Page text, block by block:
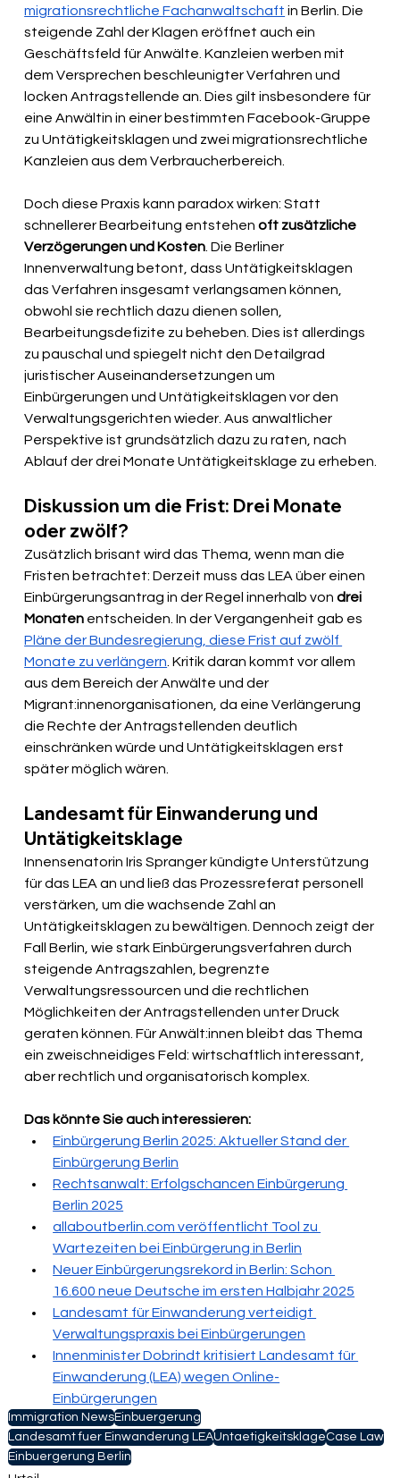
migrationsrechtliche Fachanwaltschaft in Berlin. Die
steigende Zahl der Klagen eröffnet auch ein
Geschäftsfeld für Anwälte. Kanzleien werben mit
dem Versprechen beschleunigter Verfahren und
locken Antragstellende an. Dies gilt insbesondere für
eine Anwältin in einer bestimmten Facebook-Gruppe
zu Untätigkeitsklagen und zwei migrationsrechtliche
Kanzleien aus dem Verbraucherbereich.
Doch diese Praxis kann paradox wirken: Statt
schnellerer Bearbeitung entstehen oft zusätzliche
Verzögerungen und Kosten . Die Berliner
Innenverwaltung betont, dass Untätigkeitsklagen
das Verfahren insgesamt verlangsamen können,
obwohl sie rechtlich dazu dienen sollen,
Bearbeitungsdefizite zu beheben. Dies ist allerdings
zu pauschal und spiegelt nicht den Detailgrad
juristischer Auseinandersetzungen um
Einbürgerungen und Untätigkeitsklagen vor den
Verwaltungsgerichten wieder. Aus anwaltlicher
Perspektive ist grundsätzlich dazu zu raten, nach
Ablauf der drei Monate Untätigkeitsklage zu erheben.
Diskussion um die Frist: Drei Monate
oder zwölf?
Zusätzlich brisant wird das Thema, wenn man die
Fristen betrachtet: Derzeit muss das LEA über einen
Einbürgerungsantrag in der Regel innerhalb von drei
Monaten entscheiden. In der Vergangenheit gab es
Pläne der Bundesregierung, diese Frist auf zwölf
Monate zu verlängern . Kritik daran kommt vor allem
aus dem Bereich der Anwälte und der
Migrant:innenorganisationen, da eine Verlängerung
die Rechte der Antragstellenden deutlich
einschränken würde und Untätigkeitsklagen erst
später möglich wären.
Landesamt für Einwanderung und
Untätigkeitsklage
Innensenatorin Iris Spranger kündigte Unterstützung
für das LEA an und ließ das Prozessreferat personell
verstärken, um die wachsende Zahl an
Untätigkeitsklagen zu bewältigen. Dennoch zeigt der
Fall Berlin, wie stark Einbürgerungsverfahren durch
steigende Antragszahlen, begrenzte
Verwaltungsressourcen und die rechtlichen
Möglichkeiten der Antragstellenden unter Druck
geraten können. Für Anwält:innen bleibt das Thema
ein zweischneidiges Feld: wirtschaftlich interessant,
aber rechtlich und organisatorisch komplex.
Das könnte Sie auch interessieren:
Einbürgerung Berlin 2025: Aktueller Stand der
Einbürgerung Berlin
Rechtsanwalt: Erfolgschancen Einbürgerung
Berlin 2025
allaboutberlin.com veröffentlicht Tool zu
Wartezeiten bei Einbürgerung in Berlin
Neuer Einbürgerungsrekord in Berlin: Schon
16.600 neue Deutsche im ersten Halbjahr 2025
Landesamt für Einwanderung verteidigt
Verwaltungspraxis bei Einbürgerungen
Innenminister Dobrindt kritisiert Landesamt für
Einwanderung (LEA) wegen Online-
Einbürgerungen
Immigration NewsEinbuergerung
Landesamt fuer Einwanderung LEAUntaetigkeitsklageCase Law
Einbuergerung Berlin